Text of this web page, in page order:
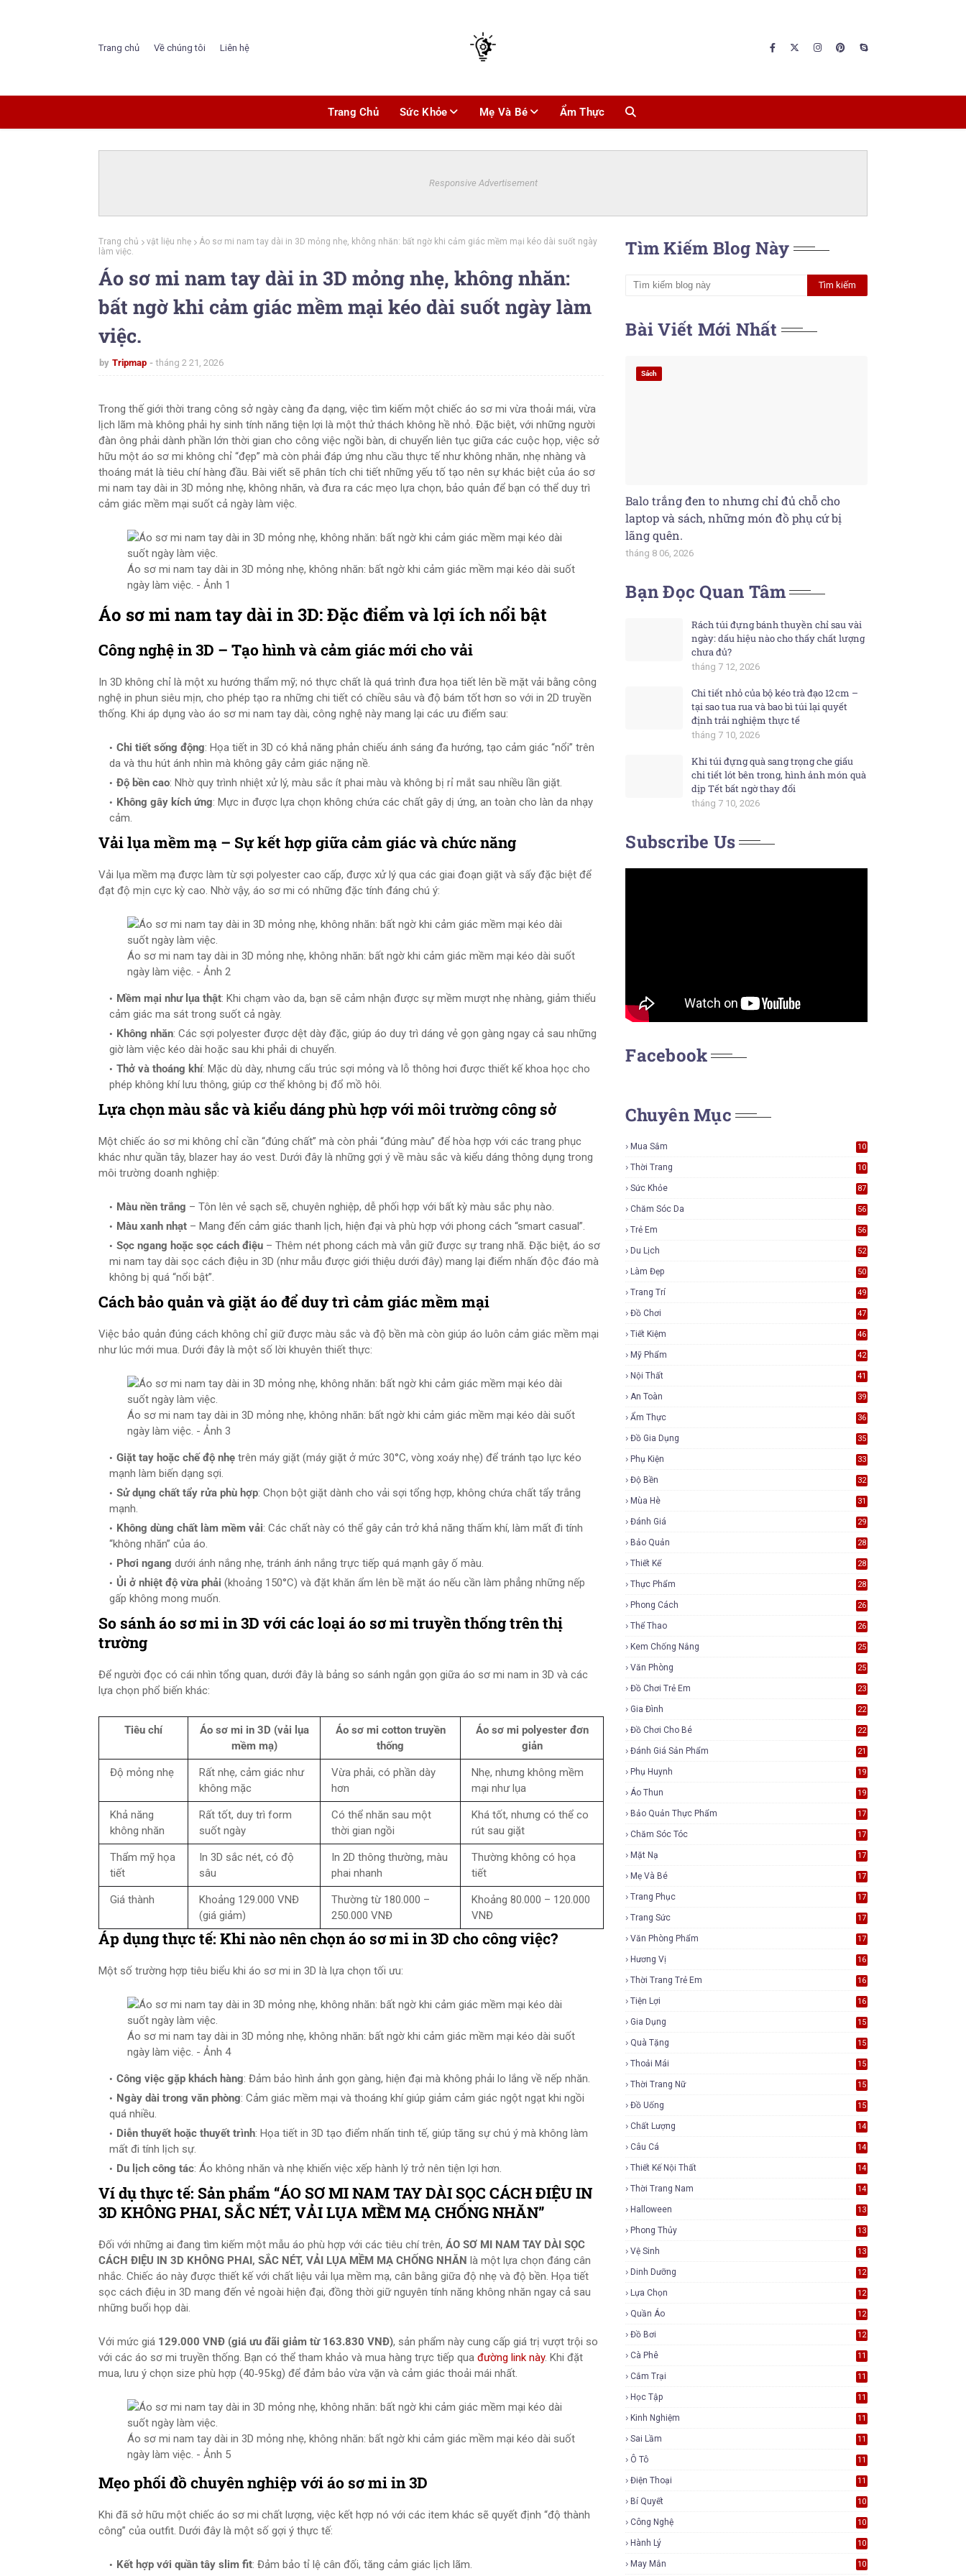
Trang chủ Về chúng tôi Liên hệ
Trang Chủ Sức Khỏe Mẹ Và Bé Ẩm Thực
Responsive Advertisement
Trang chủ vật liệu nhẹ
Áo sơ mi nam tay dài in 3D mỏng nhẹ, không nhăn: bất ngờ khi cảm giác mềm mại kéo dài suốt ngày
làm việc.
Áo sơ mi nam tay dài in 3D mỏng nhẹ, không nhăn:
bất ngờ khi cảm giác mềm mại kéo dài suốt ngày làm
việc.
by Tripmap tháng 2 21, 2026
Trong thế giới thời trang công sở ngày càng đa dạng, việc tìm kiếm một chiếc áo sơ mi vừa thoải mái, vừa
lịch lãm mà không phải hy sinh tính năng tiện lợi là một thử thách không hề nhỏ. Đặc biệt, với những người
đàn ông phải dành phần lớn thời gian cho công việc ngồi bàn, di chuyển liên tục giữa các cuộc họp, việc sở
hữu một áo sơ mi không chỉ “đẹp” mà còn phải đáp ứng nhu cầu thực tế như không nhăn, nhẹ nhàng và
thoáng mát là tiêu chí hàng đầu. Bài viết sẽ phân tích chi tiết những yếu tố tạo nên sự khác biệt của áo sơ
mi nam tay dài in 3D mỏng nhẹ, không nhăn, và đưa ra các mẹo lựa chọn, bảo quản để bạn có thể duy trì
cảm giác mềm mại suốt cả ngày làm việc.
Áo sơ mi nam tay dài in 3D mỏng nhẹ, không nhăn: bất ngờ khi cảm giác mềm mại kéo dài suốt
ngày làm việc. - Ảnh 1
Áo sơ mi nam tay dài in 3D: Đặc điểm và lợi ích nổi bật
Công nghệ in 3D – Tạo hình và cảm giác mới cho vải
In 3D không chỉ là một xu hướng thẩm mỹ; nó thực chất là quá trình đưa họa tiết lên bề mặt vải bằng công
nghệ in phun siêu mịn, cho phép tạo ra những chi tiết có chiều sâu và độ bám tốt hơn so với in 2D truyền
thống. Khi áp dụng vào áo sơ mi nam tay dài, công nghệ này mang lại các ưu điểm sau:
Chi tiết sống động: Họa tiết in 3D có khả năng phản chiếu ánh sáng đa hướng, tạo cảm giác “nổi” trên
da và thu hút ánh nhìn mà không gây cảm giác nặng nề.
Độ bền cao: Nhờ quy trình nhiệt xử lý, màu sắc ít phai màu và không bị rỉ mắt sau nhiều lần giặt.
Không gây kích ứng: Mực in được lựa chọn không chứa các chất gây dị ứng, an toàn cho làn da nhạy
cảm.
Vải lụa mềm mạ – Sự kết hợp giữa cảm giác và chức năng
Vải lụa mềm mạ được làm từ sợi polyester cao cấp, được xử lý qua các giai đoạn giặt và sấy đặc biệt để
đạt độ mịn cực kỳ cao. Nhờ vậy, áo sơ mi có những đặc tính đáng chú ý:
Áo sơ mi nam tay dài in 3D mỏng nhẹ, không nhăn: bất ngờ khi cảm giác mềm mại kéo dài suốt
ngày làm việc. - Ảnh 2
Mềm mại như lụa thật: Khi chạm vào da, bạn sẽ cảm nhận được sự mềm mượt nhẹ nhàng, giảm thiểu
cảm giác ma sát trong suốt cả ngày.
Không nhăn: Các sợi polyester được dệt dày đặc, giúp áo duy trì dáng vẻ gọn gàng ngay cả sau những
giờ làm việc kéo dài hoặc sau khi phải di chuyển.
Thở và thoáng khí: Mặc dù dày, nhưng cấu trúc sợi mỏng và lỗ thông hơi được thiết kế khoa học cho
phép không khí lưu thông, giúp cơ thể không bị đổ mồ hôi.
Lựa chọn màu sắc và kiểu dáng phù hợp với môi trường công sở
Một chiếc áo sơ mi không chỉ cần “đúng chất” mà còn phải “đúng màu” để hòa hợp với các trang phục
khác như quần tây, blazer hay áo vest. Dưới đây là những gợi ý về màu sắc và kiểu dáng thông dụng trong
môi trường doanh nghiệp:
Màu nền trắng – Tôn lên vẻ sạch sẽ, chuyên nghiệp, dễ phối hợp với bất kỳ màu sắc phụ nào.
Màu xanh nhạt – Mang đến cảm giác thanh lịch, hiện đại và phù hợp với phong cách “smart casual”.
Sọc ngang hoặc sọc cách điệu – Thêm nét phong cách mà vẫn giữ được sự trang nhã. Đặc biệt, áo sơ
mi nam tay dài sọc cách điệu in 3D (như mẫu được giới thiệu dưới đây) mang lại điểm nhấn độc đáo mà
không bị quá “nổi bật”.
Cách bảo quản và giặt áo để duy trì cảm giác mềm mại
Việc bảo quản đúng cách không chỉ giữ được màu sắc và độ bền mà còn giúp áo luôn cảm giác mềm mại
như lúc mới mua. Dưới đây là một số lời khuyên thiết thực:
Áo sơ mi nam tay dài in 3D mỏng nhẹ, không nhăn: bất ngờ khi cảm giác mềm mại kéo dài suốt
ngày làm việc. - Ảnh 3
Giặt tay hoặc chế độ nhẹ trên máy giặt (máy giặt ở mức 30°C, vòng xoáy nhẹ) để tránh tạo lực kéo
mạnh làm biến dạng sợi.
Sử dụng chất tẩy rửa phù hợp: Chọn bột giặt dành cho vải sợi tổng hợp, không chứa chất tẩy trắng
mạnh.
Không dùng chất làm mềm vải: Các chất này có thể gây cản trở khả năng thấm khí, làm mất đi tính
“không nhăn” của áo.
Phơi ngang dưới ánh nắng nhẹ, tránh ánh nắng trực tiếp quá mạnh gây ố màu.
Ủi ở nhiệt độ vừa phải (khoảng 150°C) và đặt khăn ẩm lên bề mặt áo nếu cần làm phẳng những nếp
gấp không mong muốn.
So sánh áo sơ mi in 3D với các loại áo sơ mi truyền thống trên thị
trường
Để người đọc có cái nhìn tổng quan, dưới đây là bảng so sánh ngắn gọn giữa áo sơ mi nam in 3D và các
lựa chọn phổ biến khác:
Tiêu chí
Áo sơ mi in 3D (vải lụa
mềm mạ)
Áo sơ mi cotton truyền
thống
Áo sơ mi polyester đơn
giản
Độ mỏng nhẹ
Rất nhẹ, cảm giác như
không mặc
Vừa phải, có phần dày
hơn
Nhẹ, nhưng không mềm
mại như lụa
Khả năng
không nhăn
Rất tốt, duy trì form
suốt ngày
Có thể nhăn sau một
thời gian ngồi
Khá tốt, nhưng có thể co
rút sau giặt
Thẩm mỹ họa
tiết
In 3D sắc nét, có độ
sâu
In 2D thông thường, màu
phai nhanh
Thường không có họa
tiết
Giá thành
Khoảng 129.000 VNĐ
(giá giảm)
Thường từ 180.000 –
250.000 VNĐ
Khoảng 80.000 – 120.000
VNĐ
Áp dụng thực tế: Khi nào nên chọn áo sơ mi in 3D cho công việc?
Một số trường hợp tiêu biểu khi áo sơ mi in 3D là lựa chọn tối ưu:
Áo sơ mi nam tay dài in 3D mỏng nhẹ, không nhăn: bất ngờ khi cảm giác mềm mại kéo dài suốt
ngày làm việc. - Ảnh 4
Công việc gặp khách hàng: Đảm bảo hình ảnh gọn gàng, hiện đại mà không phải lo lắng về nếp nhăn.
Ngày dài trong văn phòng: Cảm giác mềm mại và thoáng khí giúp giảm cảm giác ngột ngạt khi ngồi
quá nhiều.
Diễn thuyết hoặc thuyết trình: Họa tiết in 3D tạo điểm nhấn tinh tế, giúp tăng sự chú ý mà không làm
mất đi tính lịch sự.
Du lịch công tác: Áo không nhăn và nhẹ khiến việc xếp hành lý trở nên tiện lợi hơn.
Ví dụ thực tế: Sản phẩm “ÁO SƠ MI NAM TAY DÀI SỌC CÁCH ĐIỆU IN
3D KHÔNG PHAI, SẮC NÉT, VẢI LỤA MỀM MẠ CHỐNG NHĂN”
Đối với những ai đang tìm kiếm một mẫu áo phù hợp với các tiêu chí trên, ÁO SƠ MI NAM TAY DÀI SỌC
CÁCH ĐIỆU IN 3D KHÔNG PHAI, SẮC NÉT, VẢI LỤA MỀM MẠ CHỐNG NHĂN là một lựa chọn đáng cân
nhắc. Chiếc áo này được thiết kế với chất liệu vải lụa mềm mạ, cân bằng giữa độ nhẹ và độ bền. Họa tiết
sọc cách điệu in 3D mang đến vẻ ngoài hiện đại, đồng thời giữ nguyên tính năng không nhăn ngay cả sau
những buổi họp dài.
Với mức giá 129.000 VNĐ (giá ưu đãi giảm từ 163.830 VNĐ), sản phẩm này cung cấp giá trị vượt trội so
với các áo sơ mi truyền thống. Bạn có thể tham khảo và mua hàng trực tiếp qua đường link này. Khi đặt
mua, lưu ý chọn size phù hợp (40‑95 kg) để đảm bảo vừa vặn và cảm giác thoải mái nhất.
Áo sơ mi nam tay dài in 3D mỏng nhẹ, không nhăn: bất ngờ khi cảm giác mềm mại kéo dài suốt
ngày làm việc. - Ảnh 5
Mẹo phối đồ chuyên nghiệp với áo sơ mi in 3D
Khi đã sở hữu một chiếc áo sơ mi chất lượng, việc kết hợp nó với các item khác sẽ quyết định “độ thành
công” của outfit. Dưới đây là một số gợi ý thực tế:
Kết hợp với quần tây slim fit: Đảm bảo tỉ lệ cân đối, tăng cảm giác lịch lãm.
Tìm Kiếm Blog Này
Bài Viết Mới Nhất
Sách
Balo trắng đen to nhưng chỉ đủ chỗ cho
laptop và sách, những món đồ phụ cứ bị
lãng quên.
tháng 8 06, 2026
Bạn Đọc Quan Tâm
Rách túi đựng bánh thuyền chỉ sau vài
ngày: dấu hiệu nào cho thấy chất lượng
chưa đủ?
tháng 7 12, 2026
Chi tiết nhỏ của bộ kéo trà đạo 12 cm –
tại sao tua rua và bao bì túi lại quyết
định trải nghiệm thực tế
tháng 7 10, 2026
Khi túi đựng quà sang trọng che giấu
chi tiết lót bên trong, hình ảnh món quà
dịp Tết bất ngờ thay đổi
tháng 7 10, 2026
Subscribe Us
Facebook
Chuyên Mục
Mua Sắm
10
Thời Trang
10
Sức Khỏe 87
Chăm Sóc Da 56
Trẻ Em 56
Du Lịch 52
Làm Đẹp 50
Trang Trí 49
Đồ Chơi 47
Tiết Kiệm 46
Mỹ Phẩm 42
Nội Thất 41
An Toàn 39
Ẩm Thực 36
Đồ Gia Dụng 35
Phụ Kiện 33
Độ Bền 32
Mùa Hè 31
Đánh Giá 29
Bảo Quản 28
Thiết Kế 28
Thực Phẩm 28
Phong Cách 26
Thể Thao 26
Kem Chống Nắng 25
Văn Phòng 25
Đồ Chơi Trẻ Em 23
Gia Đình 22
Đồ Chơi Cho Bé 22
Đánh Giá Sản Phẩm 21
Phụ Huynh 19
Áo Thun 19
Bảo Quản Thực Phẩm 17
Chăm Sóc Tóc 17
Mặt Nạ 17
Mẹ Và Bé 17
Trang Phục 17
Trang Sức 17
Văn Phòng Phẩm 17
Hương Vị 16
Thời Trang Trẻ Em 16
Tiện Lợi 16
Gia Dụng 15
Quà Tặng 15
Thoải Mái 15
Thời Trang Nữ 15
Đồ Uống 15
Chất Lượng 14
Câu Cá 14
Thiết Kế Nội Thất 14
Thời Trang Nam 14
Halloween 13
Phong Thủy 13
Vệ Sinh 13
Dinh Dưỡng 12
Lựa Chọn 12
Quần Áo 12
Đồ Bơi 12
Cà Phê 11
Cắm Trại 11
Học Tập 11
Kinh Nghiệm 11
Sai Lầm 11
Ô Tô 11
Điện Thoại 11
Bí Quyết 10
Công Nghệ 10
Hành Lý 10
May Mắn 10